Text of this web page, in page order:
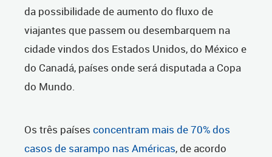
da possibilidade de aumento do fluxo de
viajantes que passem ou desembarquem na
cidade vindos dos Estados Unidos, do México e
do Canadá, países onde será disputada a Copa
do Mundo.
Os três países concentram mais de 70% dos
casos de sarampo nas Américas, de acordo